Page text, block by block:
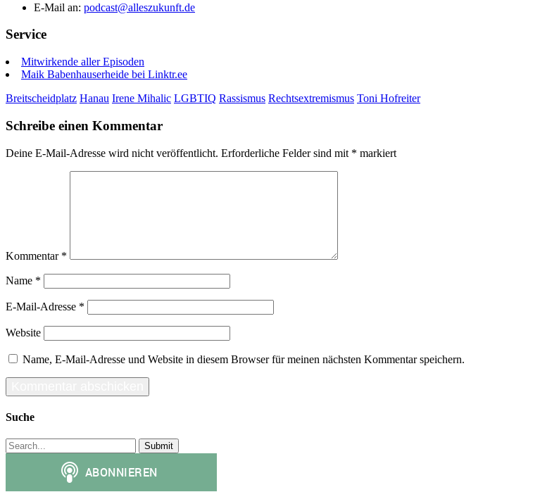
E-Mail an: podcast@alleszukunft.de
Service
Mitwirkende aller Episoden
Maik Babenhauserheide bei Linktr.ee
Breitscheidplatz Hanau Irene Mihalic LGBTIQ Rassismus Rechtsextremismus Toni Hofreiter
Schreibe einen Kommentar
Deine E-Mail-Adresse wird nicht veröffentlicht. Erforderliche Felder sind mit * markiert
Kommentar *
Name *
E-Mail-Adresse *
Website
Name, E-Mail-Adresse und Website in diesem Browser für meinen nächsten Kommentar speichern.
Suche